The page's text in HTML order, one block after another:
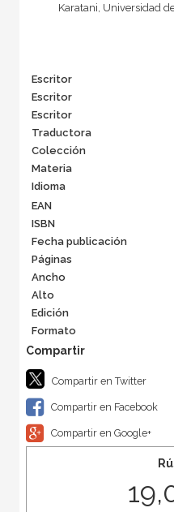
Karatani, Universidad
Escritor
Escritor
Escritor
Traductora
Colección
Materia
Idioma
EAN
ISBN
Fecha publicación
Páginas
Ancho
Alto
Edición
Formato
Compartir en Twitter
Compartir en Facebook
Compartir en Google+